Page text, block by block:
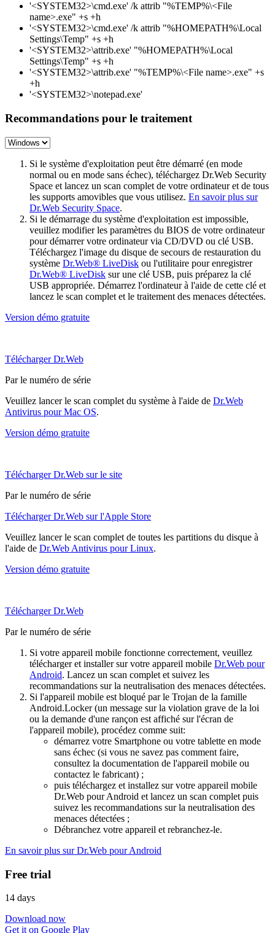
'<SYSTEM32>\cmd.exe' /k attrib "%TEMP%\<File
name>.exe" +s +h
'<SYSTEM32>\cmd.exe' /k attrib "%HOMEPATH%\Local
Settings\Temp" +s +h
'<SYSTEM32>\attrib.exe' "%HOMEPATH%\Local
Settings\Temp" +s +h
'<SYSTEM32>\attrib.exe' "%TEMP%\<File name>.exe" +s
+h
'<SYSTEM32>\notepad.exe'
Recommandations pour le traitement
Si le système d'exploitation peut être démarré (en mode
normal ou en mode sans échec), téléchargez Dr.Web Security
Space et lancez un scan complet de votre ordinateur et de tous
les supports amovibles que vous utilisez. En savoir plus sur
Dr.Web Security Space.
Si le démarrage du système d'exploitation est impossible,
veuillez modifier les paramètres du BIOS de votre ordinateur
pour démarrer votre ordinateur via CD/DVD ou clé USB.
Téléchargez l'image du disque de secours de restauration du
système Dr.Web® LiveDisk ou l'utilitaire pour enregistrer
Dr.Web® LiveDisk sur une clé USB, puis préparez la clé
USB appropriée. Démarrez l'ordinateur à l'aide de cette clé et
lancez le scan complet et le traitement des menaces détectées.
Version démo gratuite
Télécharger Dr.Web
Par le numéro de série
Veuillez lancer le scan complet du système à l'aide de Dr.Web
Antivirus pour Mac OS.
Version démo gratuite
Télécharger Dr.Web sur le site
Par le numéro de série
Télécharger Dr.Web sur l'Apple Store
Veuillez lancer le scan complet de toutes les partitions du disque à
l'aide de Dr.Web Antivirus pour Linux.
Version démo gratuite
Télécharger Dr.Web
Par le numéro de série
Si votre appareil mobile fonctionne correctement, veuillez
télécharger et installer sur votre appareil mobile Dr.Web pour
Android. Lancez un scan complet et suivez les
recommandations sur la neutralisation des menaces détectées.
Si l'appareil mobile est bloqué par le Trojan de la famille
Android.Locker (un message sur la violation grave de la loi
ou la demande d'une rançon est affiché sur l'écran de
l'appareil mobile), procédez comme suit:
démarrez votre Smartphone ou votre tablette en mode
sans échec (si vous ne savez pas comment faire,
consultez la documentation de l'appareil mobile ou
contactez le fabricant) ;
puis téléchargez et installez sur votre appareil mobile
Dr.Web pour Android et lancez un scan complet puis
suivez les recommandations sur la neutralisation des
menaces détectées ;
Débranchez votre appareil et rebranchez-le.
En savoir plus sur Dr.Web pour Android
Free trial
14 days
Download now
Get it on Google Play